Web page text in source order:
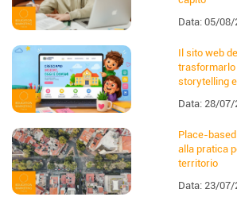
Data: 05/08/
Il sito web
trasformarlo
storytelling
Data: 28/07/
Place-
alla pratica
territorio
Data: 23/07/